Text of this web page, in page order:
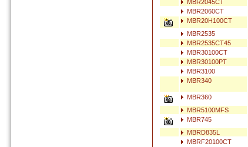
MBR2045CT
MBR2060CT
MBR20H100CT
MBR2535
MBR2535CT45
MBR30100CT
MBR30100PT
MBR3100
MBR340
MBR360
MBR5100MFS
MBR745
MBRD835L
MBRF20100CT